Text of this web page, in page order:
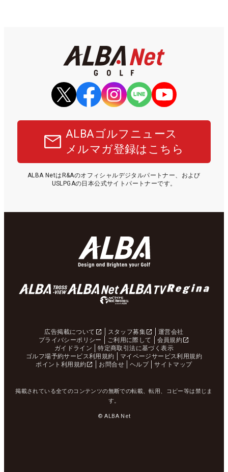
ALBAゴルフニュース
メルマガ登録はこちら
ALBA NetはR&Aのオフィシャルデジタルパートナー、および
USLPGAの日本公式サイトパートナーです。
広告掲載について スタッフ募集
運営会社
プライバシーポリシー
ご利用に際して
会員規約
ガイドライン
特定商取引法に基づく表示
ゴルフ場予約サービス利用規約
マイページサービス利用規約
ポイント利用規約
お問合せ ヘルプ サイトマップ
掲載されている全てのコンテンツの無断での転載、転用、コピー等は禁じま
す。
© ALBA Net